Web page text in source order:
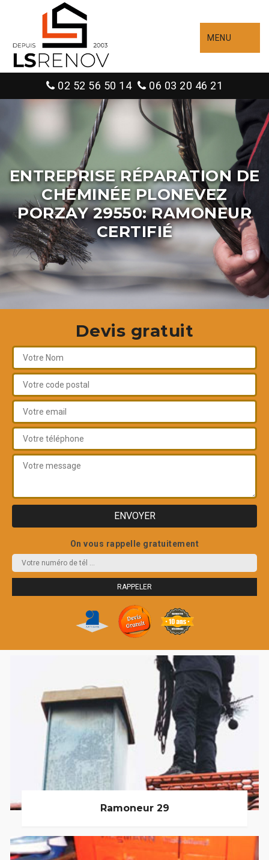
MENU
02 52 56 50 14 06 03 20 46 21
ENTREPRISE RÉPARATION DE
CHEMINÉE PLONEVEZ
PORZAY 29550: RAMONEUR
CERTIFIÉ
Devis gratuit
On vous rappelle gratuitement
Ramoneur 29